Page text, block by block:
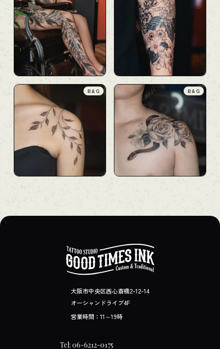
B & G B & G
大阪市中央区西心斎橋2-12-14
オーシャンドライブ4F
営業時間：11～19時
Tel: 06-6212-0175